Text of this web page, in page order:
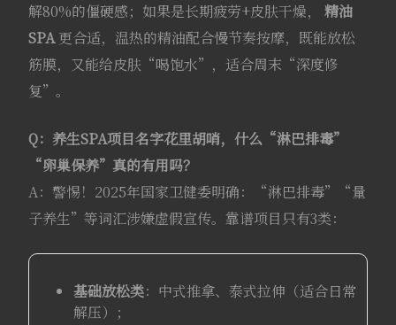
解80%的僵硬感；如果是长期疲劳+皮肤干燥， 精油
SPA更合适，温热的精油配合慢节奏按摩，既能放松
筋膜，又能给皮肤“喝饱水”，适合周末“深度修
复”。
Q：养生SPA项目名字花里胡哨，什么“淋巴排毒”
“卵巢保养”真的有用吗？
A：警惕！2025年国家卫健委明确：“淋巴排毒”“量
子养生”等词汇涉嫌虚假宣传。靠谱项目只有3类：
基础放松类：中式推拿、泰式拉伸（适合日常
解压）；